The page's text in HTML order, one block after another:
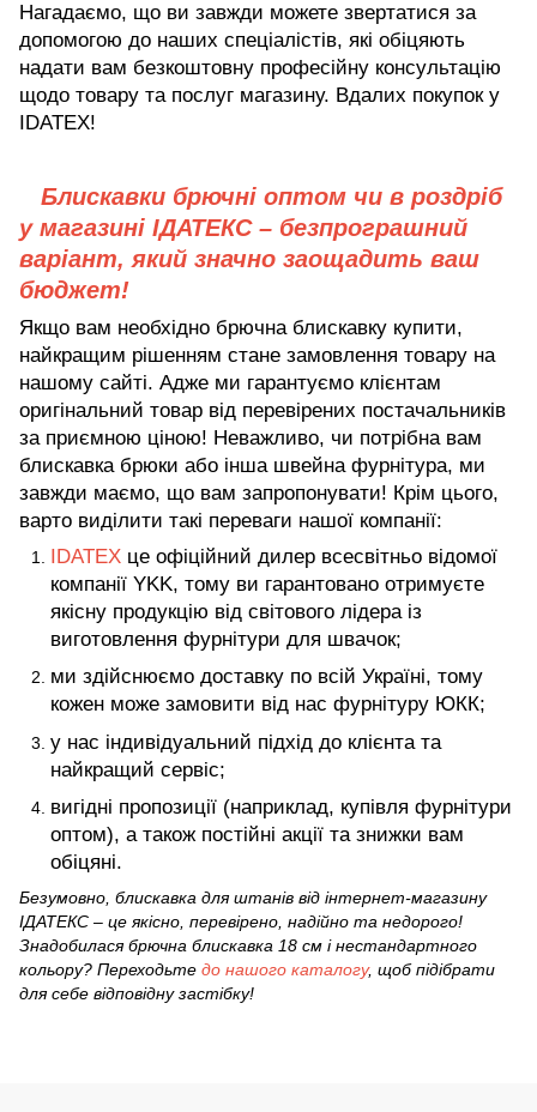
Нагадаємо, що ви завжди можете звертатися за
допомогою до наших спеціалістів, які обіцяють
надати вам безкоштовну професійну консультацію
щодо товару та послуг магазину. Вдалих покупок у
IDATEX!
Блискавки брючні оптом чи в роздріб
у магазині ІДАТЕКС – безпрограшний
варіант, який значно заощадить ваш
бюджет!
Якщо вам необхідно брючна блискавку купити,
найкращим рішенням стане замовлення товару на
нашому сайті. Адже ми гарантуємо клієнтам
оригінальний товар від перевірених постачальників
за приємною ціною! Неважливо, чи потрібна вам
блискавка брюки або інша швейна фурнітура, ми
завжди маємо, що вам запропонувати! Крім цього,
варто виділити такі переваги нашої компанії:
IDATEX це офіційний дилер всесвітньо відомої
компанії YKK, тому ви гарантовано отримуєте
якісну продукцію від світового лідера із
виготовлення фурнітури для швачок;
ми здійснюємо доставку по всій Україні, тому
кожен може замовити від нас фурнітуру ЮКК;
у нас індивідуальний підхід до клієнта та
найкращий сервіс;
вигідні пропозиції (наприклад, купівля фурнітури
оптом), а також постійні акції та знижки вам
обіцяні.
Безумовно, блискавка для штанів від інтернет-магазину
ІДАТЕКС – це якісно, перевірено, надійно та недорого!
Знадобилася брючна блискавка 18 см і нестандартного
кольору? Переходьте до нашого каталогу, щоб підібрати
для себе відповідну застібку!